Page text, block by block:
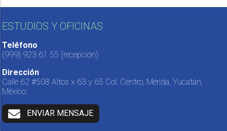
ESTUDIOS Y OFICINAS
Teléfono
(999) 923 61 55 (recepción)
Dirección
Calle 62 #508 Altos x 63 y 65 Col. Centro, Mérida, Yucatán,
México.
ENVIAR MENSAJE